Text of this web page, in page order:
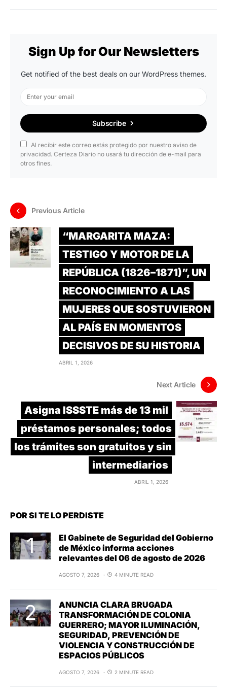
Sign Up for Our Newsletters
Get notified of the best deals on our WordPress themes.
Subscribe
Al recibir este correo estás protegido por nuestro aviso de
privacidad. Certeza Diario no usará tu dirección de e-mail para
otros fines.
Previous Article
“MARGARITA MAZA:
TESTIGO Y MOTOR DE LA
REPÚBLICA (1826–1871)”, UN
RECONOCIMIENTO A LAS
MUJERES QUE SOSTUVIERON
AL PAÍS EN MOMENTOS
DECISIVOS DE SU HISTORIA
ABRIL 1, 2026
Next Article
Asigna ISSSTE más de 13 mil
préstamos personales; todos
los trámites son gratuitos y sin
intermediarios
ABRIL 1, 2026
POR SI TE LO PERDISTE
El Gabinete de Seguridad del Gobierno
de México informa acciones
relevantes del 06 de agosto de 2026
AGOSTO 7, 2026 4 MINUTE READ
ANUNCIA CLARA BRUGADA
TRANSFORMACIÓN DE COLONIA
GUERRERO; MAYOR ILUMINACIÓN,
SEGURIDAD, PREVENCIÓN DE
VIOLENCIA Y CONSTRUCCIÓN DE
ESPACIOS PÚBLICOS
AGOSTO 7, 2026 2 MINUTE READ